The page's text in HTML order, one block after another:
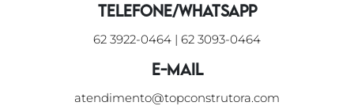
Telefone/WhatsApp
62 3922-0464 | 62 3093-0464
E-mail
atendimento@topconstrutora.com